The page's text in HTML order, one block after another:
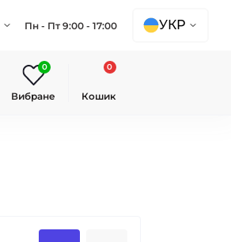
Пн - Пт 9:00 - 17:00 УКР
Вибране
0
Кошик
0